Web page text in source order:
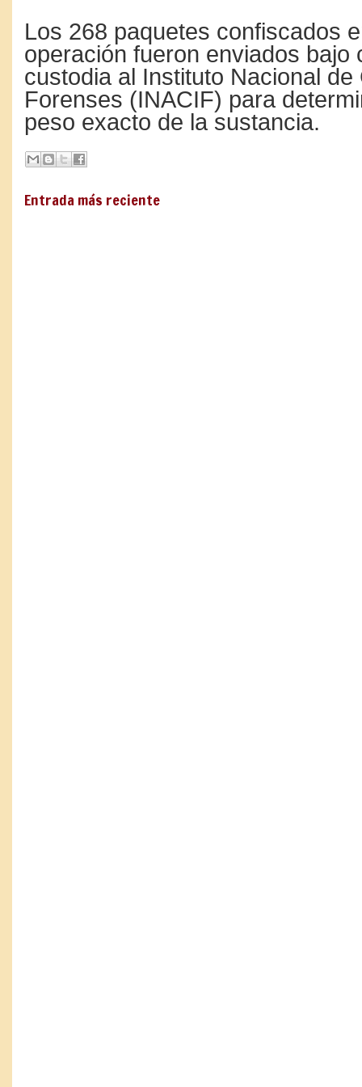
Los 268 paquetes confiscados
operación fueron enviados bajo
custodia al Instituto Nacional de
Forenses (INACIF) para
peso exacto de la sustancia.
Entrada más reciente